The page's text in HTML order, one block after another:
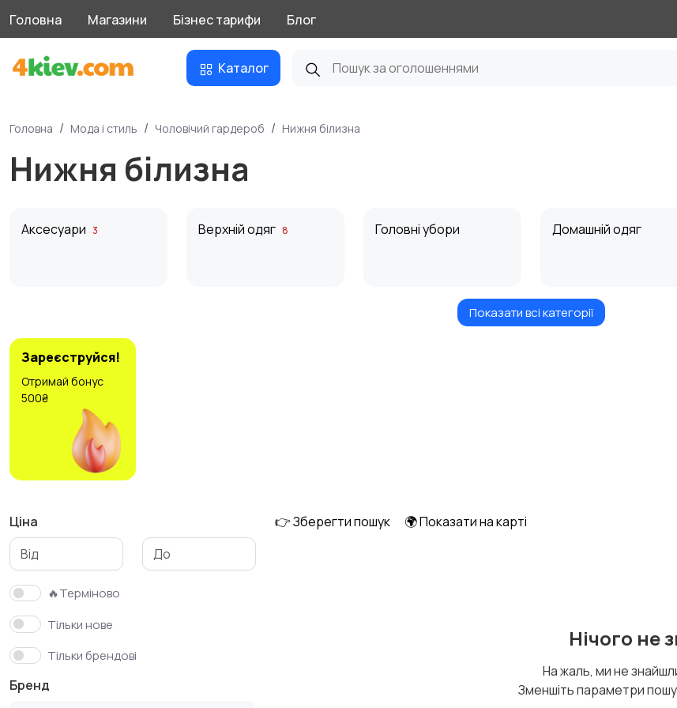
Головна Магазини Бізнес тарифи Блог
Каталог
Головна Мода і стиль Чоловічий гардероб Нижня білизна
Нижня білизна
Аксесуари 3 Верхній одяг 8 Головні убори Домашній одяг
Светри та толстовки
Футболки та поло
Показати всі категорії
Зареєструйся!
Отримай бонус
500₴
Ціна
🔥Терміново
Тільки нове
Тільки брендові
Бренд
👉 Зберегти пошук 🌍 Показати на карті
Нічого не
На жаль, ми не
Зменшіть параметри